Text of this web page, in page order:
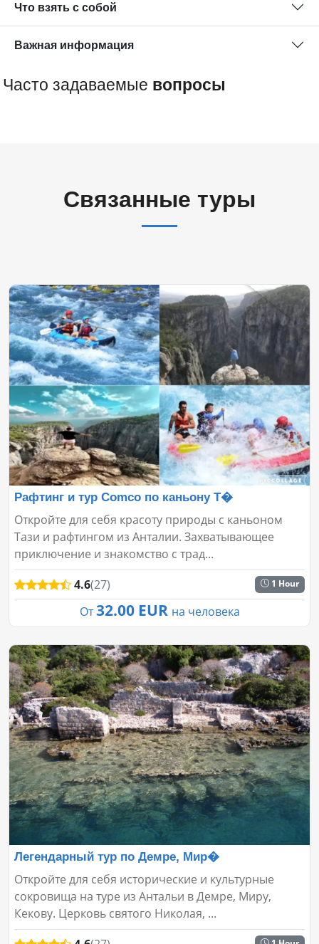
Что взять с собой
Важная информация
Часто задаваемые вопросы
Связанные туры
Рафтинг и тур Comco по каньону Т�
Откройте для себя красоту природы с каньоном
Тази и рафтингом из Анталии. Захватывающее
приключение и знакомство с трад...
4.6(27) 1 Hour
От 32.00 EUR на человека
Легендарный тур по Демре, Мир�
Откройте для себя исторические и культурные
сокровища на туре из Антальи в Демре, Миру,
Кекову. Церковь святого Николая, ...